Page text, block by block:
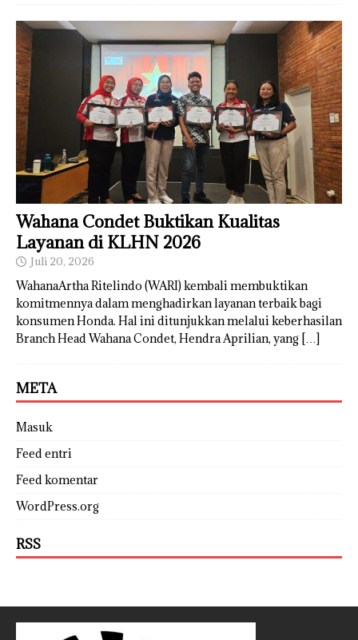
Wahana Condet Buktikan Kualitas
Layanan di KLHN 2026
Juli 20, 2026
WahanaArtha Ritelindo (WARI) kembali membuktikan
komitmennya dalam menghadirkan layanan terbaik bagi
konsumen Honda. Hal ini ditunjukkan melalui keberhasilan
Branch Head Wahana Condet, Hendra Aprilian, yang […]
META
Masuk
Feed entri
Feed komentar
WordPress.org
RSS